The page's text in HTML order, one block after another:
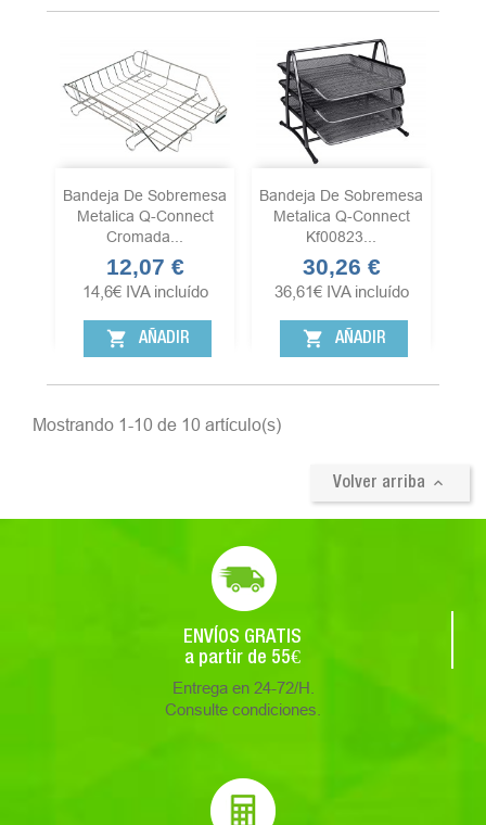
Bandeja De Sobremesa
Metalica Q-Connect
Cromada...
Precio
12,07 €
14,6€ IVA incluído
shopping_cart AÑADIR
Bandeja De Sobremesa
Metalica Q-Connect
Kf00823...
Precio
30,26 €
36,61€ IVA incluído
shopping_cart AÑADIR
Mostrando 1-10 de 10 artículo(s)
Volver arriba 
ENVÍOS GRATIS
a partir de 55€
Entrega en 24-72/H.
Consulte condiciones.